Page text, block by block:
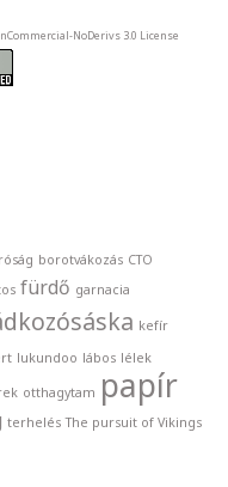
NoDerivs 3.0 License
borotvákozás CTO
fürdő garnacia
kefír
lukundoo lábos lélek
otthagytam papír
terhelés The pursuit of Vikings